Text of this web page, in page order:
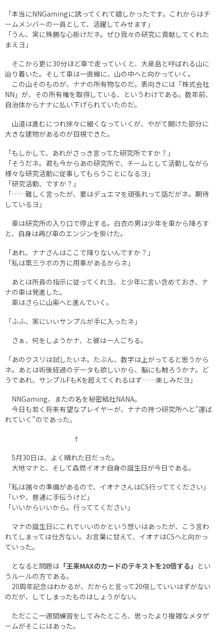
「本当にNNGamingに誘ってくれて嬉しかったです。これからはチ
ームメンバーの一員として、活躍してみせます」
「うん、実に殊勝な心掛けだネ。ぜひ我々の研究に貢献してくれた
まえヨ」
そこから更に30分ほど車で走っていくと、大泉岳と呼ばれる山に
辿り着いた。そして車は一直線に、山の中へと向かっていく。
この山そのものが、ナナの所有物なのだ。表向きには「株式会社
NN」が、その所有権を取得している、というわけである。数年前、
自治体からナナに払い下げられていたのだ。
山道は進むにつれ徐々に細くなっていくが、やがて開けた部分に
大きな建物があるのが目視できた。
「もしかして、あれがさっき言ってた研究所ですか？」
「そうだネ。君も今からあの研究所で、チームとして活動しながら
様々な研究活動に従事してもらうことになるヨ」
「研究活動、ですか？」
「……難しく言ったが、要はデュエマを頑張れって話だがネ。期待
しているヨ」
車は研究所の入り口で停止する。白衣の男は少年を車から降ろす
と、自身は再び車のエンジンを掛けた。
「あれ、ナナさんはここで降りないんですか？」
「私は第三ラボの方に用事があるからネ」
あとは所員の指示に従ってくれヨ、と少年に言い含めておき、ナ
ナの車は発進した。
車はさらに山奥へと進んでいく。
「ふふ、実にいいサンプルが手に入ったネ」
さぁ、何をしようかナ、と彼は一人ごちる。
「あのクスリは試したいネ。たぶん、数字は上がってると思うから
ネ。あとは術後経過のデータも欲しいから、脳にも触ろうかナ。ど
うであれ、サンプルFもKを超えてくれるはず……楽しみだヨ」
NNGaming、またの名を秘密結社NANA。
今日も若く将来有望なプレイヤーが、ナナの持つ研究所へと”運ば
れていく”のであった。
†
5月30日は、よく晴れた日だった。
大地マナと、そして森燃イオナ自身の誕生日が今日である。
「私は諸々の準備があるので、イオナさんはCS行っててください」
「いや、普通に手伝うけど」
「いいからいいから。行っててください」
マナの誕生日にこれでいいのかという想いはあったが、こう言わ
れてしまっては仕方ない。お言葉に甘えて、イオナはCSへと向かっ
ていった。
となると問題は 「王来MAXのカードのテキストを20倍する」 とい
うルールの方である。
20周年記念はわかるが、だからと言って20倍していいはずがない
のだが、してしまったものはしょうがない。
ただここ一週間練習をしてみたところ、思ったより複雑なメタゲ
ームがそこにはあった。